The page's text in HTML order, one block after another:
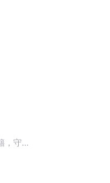
，守护